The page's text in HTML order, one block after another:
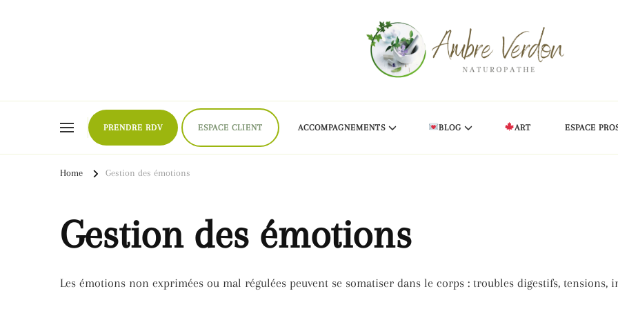
PRENDRE RDV ESPACE CLIENT ACCOMPAGNEMENTS BLOG ART ESPACE
Home Gestion des émotions
Les émotions non exprimées ou mal régulées peuvent se somatiser dans le corps : troubles digestifs, tensions,
Gestion des émotions